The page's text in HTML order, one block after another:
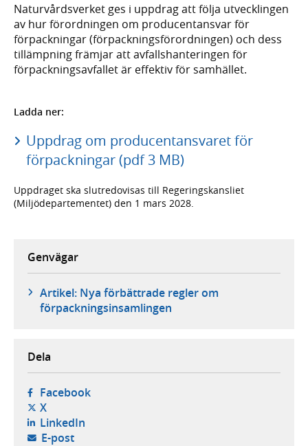
Naturvårdsverket ges i uppdrag att följa utvecklingen
av hur förordningen om producentansvar för
förpackningar (förpackningsförordningen) och dess
tillämpning främjar att avfallshanteringen för
förpackningsavfallet är effektiv för samhället.
Ladda ner:
Uppdrag om producentansvaret för
förpackningar (pdf 3 MB)
Uppdraget ska slutredovisas till Regeringskansliet
(Miljödepartementet) den 1 mars 2028.
Genvägar
Artikel: Nya förbättrade regler om
förpackningsinsamlingen
Dela
Facebook- öppnas i ny flik, extern webbplats,
X- öppnas i ny flik, extern webbplats,
LinkedIn- öppnas i ny flik, extern webbplats,
E-post- öppnar din e-postklient,